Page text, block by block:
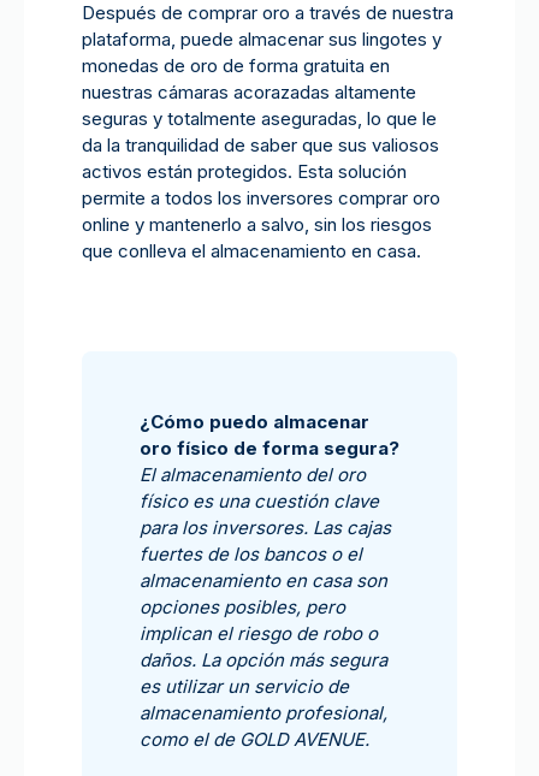
Después de comprar oro a través de nuestra
plataforma, puede almacenar sus lingotes y
monedas de oro de forma gratuita en
nuestras cámaras acorazadas altamente
seguras y totalmente aseguradas, lo que le
da la tranquilidad de saber que sus valiosos
activos están protegidos. Esta solución
permite a todos los inversores comprar oro
online y mantenerlo a salvo, sin los riesgos
que conlleva el almacenamiento en casa.
¿Cómo puedo almacenar
oro físico de forma segura?
El almacenamiento del oro
físico es una cuestión clave
para los inversores. Las cajas
fuertes de los bancos o el
almacenamiento en casa son
opciones posibles, pero
implican el riesgo de robo o
daños. La opción más segura
es utilizar un servicio de
almacenamiento profesional,
como el de GOLD AVENUE.